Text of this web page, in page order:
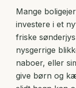
Mange
investere i et
friske
nysgerrige
naboer, eller
give børn og